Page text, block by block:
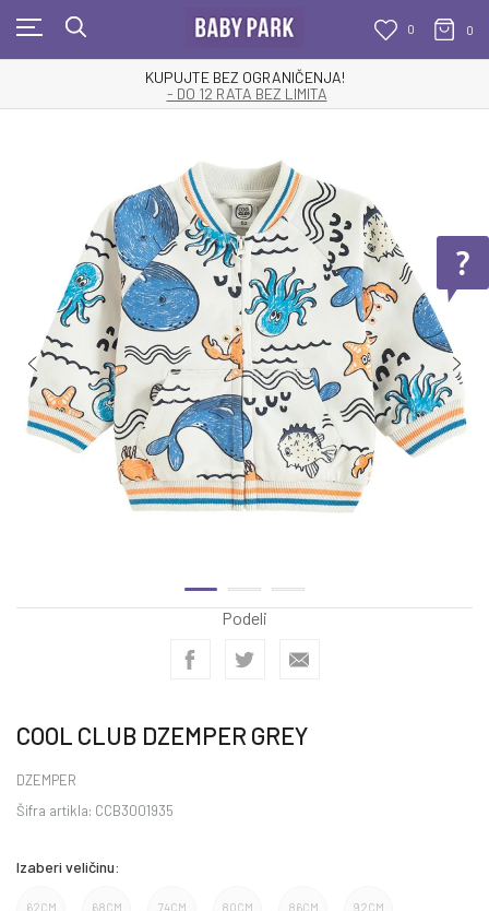
0 0
KUPUJTE BEZ OGRANIČENJA!
- DO 12 RATA BEZ LIMITA
Podeli
COOL CLUB DZEMPER GREY
DZEMPER
Šifra artikla: CCB3001935
Izaberi veličinu:
62CM 68CM 74CM 80CM 86CM 92CM